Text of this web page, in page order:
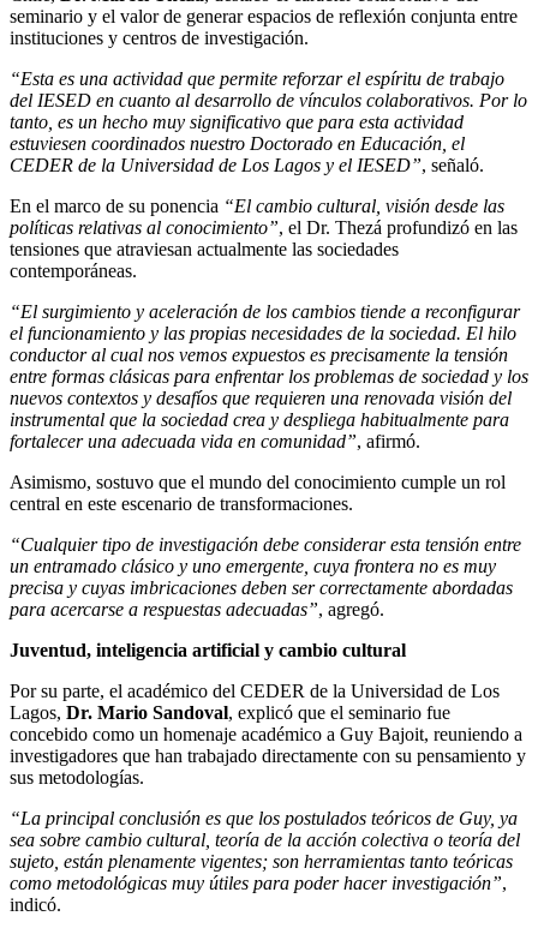
seminario y el valor de generar espacios de reflexión conjunta entre
instituciones y centros de investigación.
“Esta es una actividad que permite reforzar el espíritu de trabajo
del IESED en cuanto al desarrollo de vínculos colaborativos. Por lo
tanto, es un hecho muy significativo que para esta actividad
estuviesen coordinados nuestro Doctorado en Educación, el
CEDER de la Universidad de Los Lagos y el IESED”, señaló.
En el marco de su ponencia “El cambio cultural, visión desde las
políticas relativas al conocimiento”, el Dr. Thezá profundizó en las
tensiones que atraviesan actualmente las sociedades
contemporáneas.
“El surgimiento y aceleración de los cambios tiende a reconfigurar
el funcionamiento y las propias necesidades de la sociedad. El hilo
conductor al cual nos vemos expuestos es precisamente la tensión
entre formas clásicas para enfrentar los problemas de sociedad y los
nuevos contextos y desafíos que requieren una renovada visión del
instrumental que la sociedad crea y despliega habitualmente para
fortalecer una adecuada vida en comunidad”, afirmó.
Asimismo, sostuvo que el mundo del conocimiento cumple un rol
central en este escenario de transformaciones.
“Cualquier tipo de investigación debe considerar esta tensión entre
un entramado clásico y uno emergente, cuya frontera no es muy
precisa y cuyas imbricaciones deben ser correctamente abordadas
para acercarse a respuestas adecuadas”, agregó.
Juventud, inteligencia artificial y cambio cultural
Por su parte, el académico del CEDER de la Universidad de Los
Lagos, Dr. Mario Sandoval, explicó que el seminario fue
concebido como un homenaje académico a Guy Bajoit, reuniendo a
investigadores que han trabajado directamente con su pensamiento y
sus metodologías.
“La principal conclusión es que los postulados teóricos de Guy, ya
sea sobre cambio cultural, teoría de la acción colectiva o teoría del
sujeto, están plenamente vigentes; son herramientas tanto teóricas
como metodológicas muy útiles para poder hacer investigación”,
indicó.